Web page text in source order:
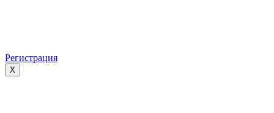
Регистрация
X